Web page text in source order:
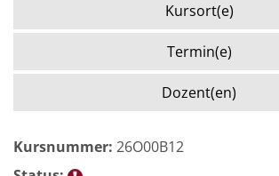
Kursort(e)
Termin(e)
Dozent(en)
Kursnummer: 26O00B12